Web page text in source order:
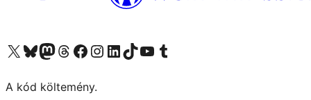
Visit our X (formerly Twitter) account
Visit our Bluesky account
Twitter csatornánk
Visit our Threads account
Facebook oldalunk megtekintése
Visit our Instagram account
Visit our LinkedIn account
Visit our TikTok account
Visit our YouTube channel
Visit our Tumblr account
A kód költemény.